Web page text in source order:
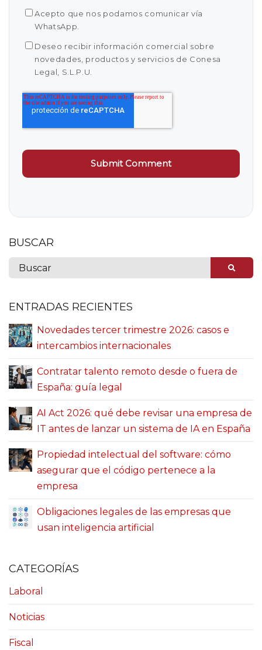
Acepto que nos podamos comunicar vía
WhatsApp.
Deseo recibir información comercial sobre
novedades, productos y servicios de Conesa
Legal, S.L.P.U.
BUSCAR
ENTRADAS RECIENTES
Novedades tercer trimestre 2026: casos e
intercambios internacionales
Contratar talento remoto desde o fuera de
España: guía legal
AI Act 2026: qué debe revisar una empresa de
IT antes de lanzar un sistema de IA en España
Propiedad intelectual del software: cómo
asegurar que el código pertenece a la
empresa
Obligaciones legales de las empresas que
usan inteligencia artificial
CATEGORÍAS
Laboral
Noticias
Fiscal